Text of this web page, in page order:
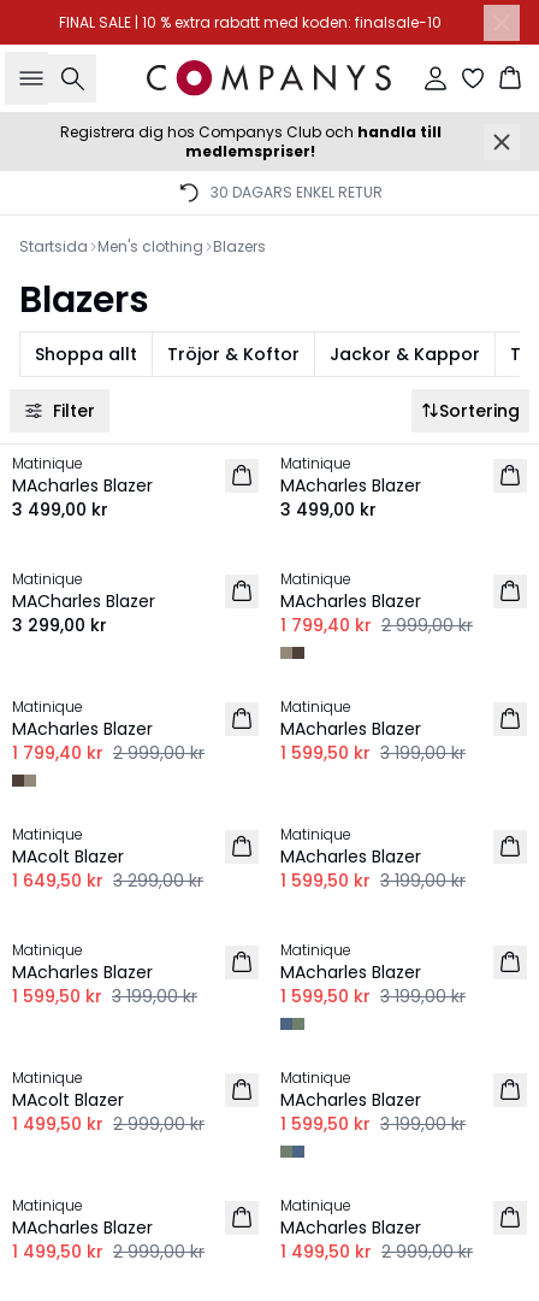
FINAL SALE | 10 % extra rabatt med koden: finalsale-10
Sök Logga in
Registrera dig hos Companys Club och handla till
medlemspriser!
30 DAGARS ENKEL RETUR
Startsida Men's clothing Blazers
Blazers
Shoppa allt Tröjor & Koftor Jackor & Kappor T-
Filter Sortering
NYHET
Matinique
MAcharles Blazer
3 499,00 kr
NYHET
Matinique
MAcharles Blazer
3 499,00 kr
NYHET
Matinique
MACharles Blazer
3 299,00 kr
LINNE
Matinique
MAcharles Blazer
1 799,40 kr 2 999,00 kr
LINNE
Matinique
MAcharles Blazer
1 799,40 kr 2 999,00 kr
-50%
Matinique
MAcharles Blazer
1 599,50 kr 3 199,00 kr
-50%
Matinique
MAcolt Blazer
1 649,50 kr 3 299,00 kr
Matinique
MAcharles Blazer
1 599,50 kr 3 199,00 kr
Matinique
MAcharles Blazer
1 599,50 kr 3 199,00 kr
Matinique
MAcharles Blazer
1 599,50 kr 3 199,00 kr
LINNE
Matinique
MAcolt Blazer
1 499,50 kr 2 999,00 kr
-50%
Matinique
MAcharles Blazer
1 599,50 kr 3 199,00 kr
LINNE
Matinique
MAcharles Blazer
1 499,50 kr 2 999,00 kr
-50%
Matinique
MAcharles Blazer
1 499,50 kr 2 999,00 kr